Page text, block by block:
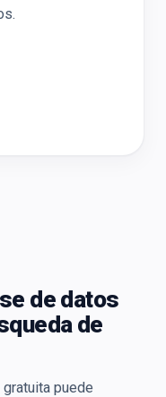
de datos
de
puede